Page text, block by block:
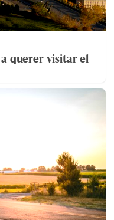
querer visitar el